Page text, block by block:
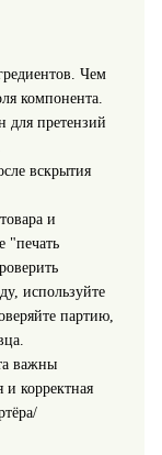
Чем
компонента.
претензий
вскрытия
и
"печать
используйте
партию,
важны
и корректная